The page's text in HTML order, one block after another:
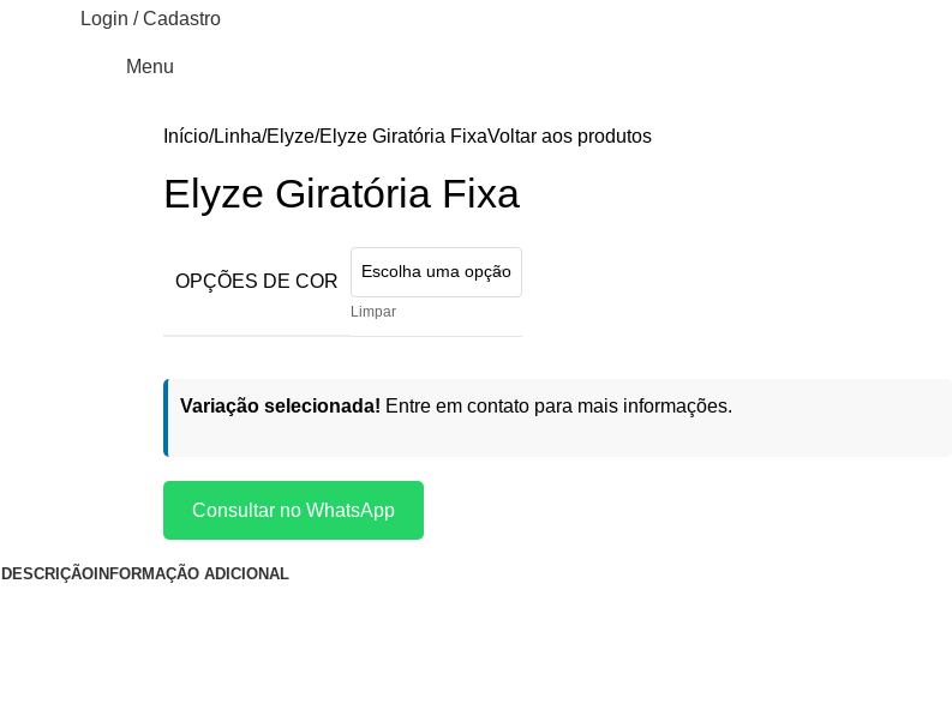
Login / Cadastro
Menu
Início Linha Elyze Elyze Giratória FixaVoltar aos produtos
Elyze Giratória Fixa
OPÇÕES DE COR
Limpar
Variação selecionada! Entre em contato para mais informações.
Consultar no WhatsApp
DESCRIÇÃOINFORMAÇÃO ADICIONAL